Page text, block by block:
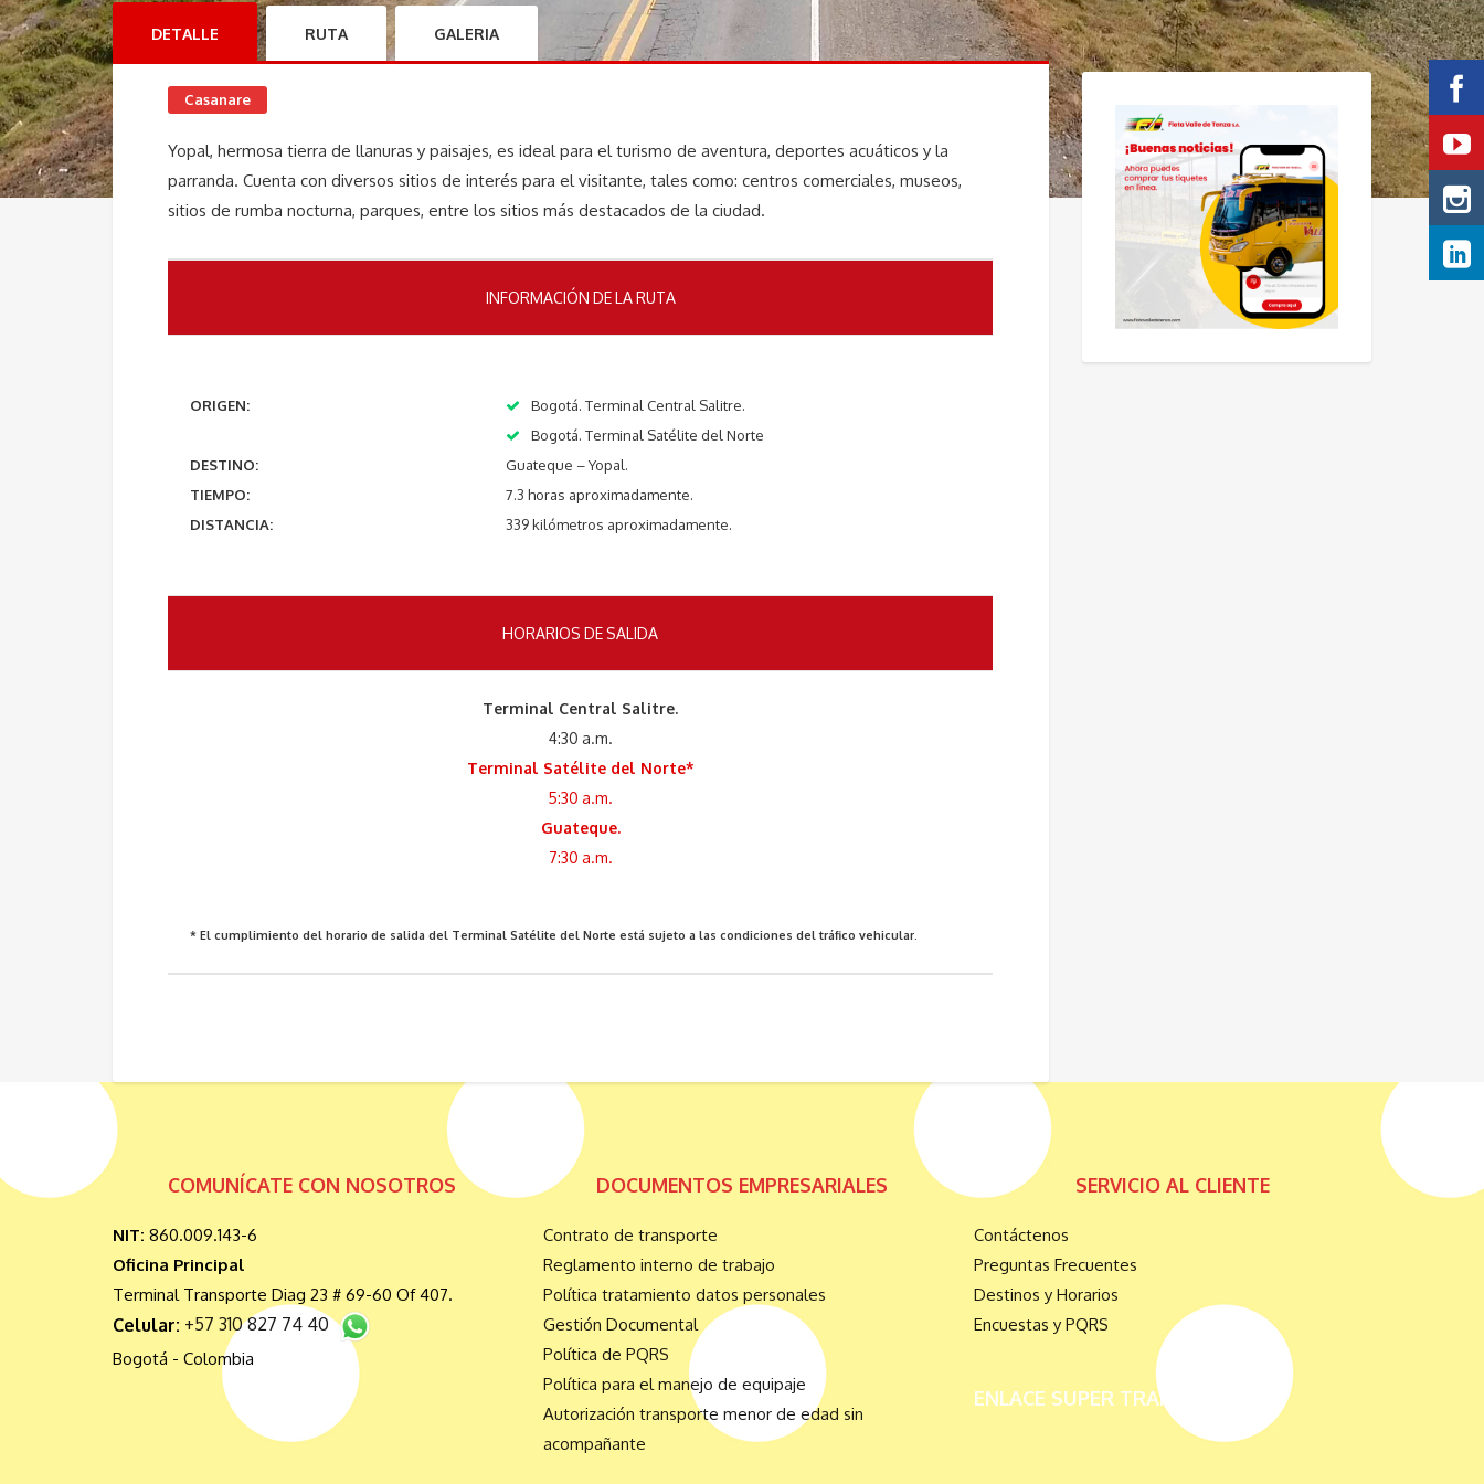
DETALLE RUTA GALERIA
Casanare
Yopal, hermosa tierra de llanuras y paisajes, es ideal para el turismo de aventura, deportes acuáticos y la
parranda. Cuenta con diversos sitios de interés para el visitante, tales como: centros comerciales, museos,
sitios de rumba nocturna, parques, entre los sitios más destacados de la ciudad.
INFORMACIÓN DE LA RUTA
ORIGEN:
Bogotá. Terminal Central Salitre.
Bogotá. Terminal Satélite del Norte
DESTINO:
Guateque – Yopal.
TIEMPO:
7.3 horas aproximadamente.
DISTANCIA:
339 kilómetros aproximadamente.
HORARIOS DE SALIDA
Terminal Central Salitre.
4:30 a.m.
Terminal Satélite del Norte*
5:30 a.m.
Guateque.
7:30 a.m.
* El cumplimiento del horario de salida del Terminal Satélite del Norte está sujeto a las condiciones del tráfico vehicular.
COMUNÍCATE CON NOSOTROS
NIT: 860.009.143-6
Oficina Principal
Terminal Transporte Diag 23 # 69-60 Of 407.
Celular: +57 310 827 74 40
Bogotá - Colombia
DOCUMENTOS EMPRESARIALES
Contrato de transporte
Reglamento interno de trabajo
Política tratamiento datos personales
Gestión Documental
Política de PQRS
Política para el manejo de equipaje
Autorización transporte menor de edad sin
acompañante
SERVICIO AL CLIENTE
Contáctenos
Preguntas Frecuentes
Destinos y Horarios
Encuestas y PQRS
ENLACE SUPER TRANSPORTE